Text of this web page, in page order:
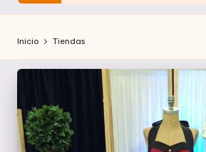
Inicio Tiendas